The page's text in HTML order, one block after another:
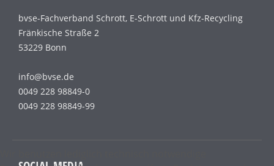
bvse-Fachverband Schrott, E-Schrott und Kfz-Recycling
Fränkische Straße 2
53229 Bonn
info@bvse.de
0049 228 98849-0
0049 228 98849-99